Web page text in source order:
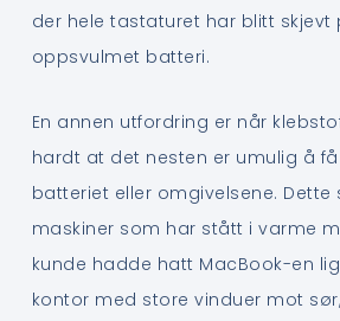
der hele tastaturet har blitt skjevt
oppsvulmet batteri.
En annen utfordring er når
hardt at det nesten er umulig å
batteriet eller omgivelsene. Dette
maskiner som har stått i varme
kunde hadde hatt MacBook-en
kontor med store vinduer mot